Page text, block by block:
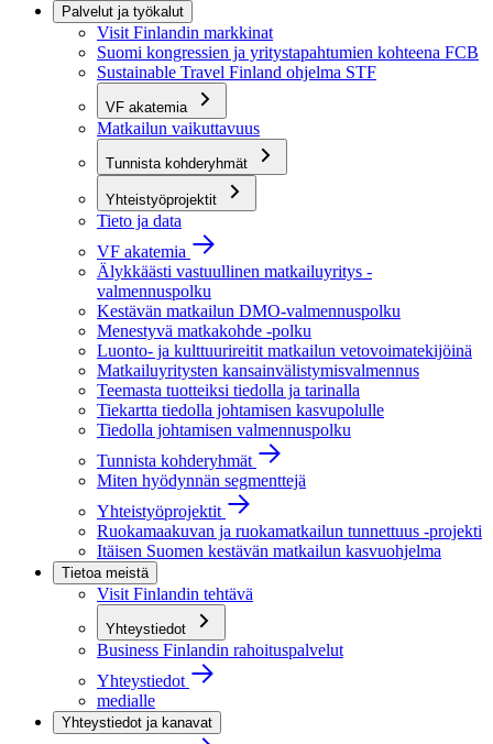
Palvelut ja työkalut
Visit Finlandin markkinat
Suomi kongressien ja yritystapahtumien kohteena FCB
Sustainable Travel Finland ohjelma STF
VF akatemia
Matkailun vaikuttavuus
Tunnista kohderyhmät
Yhteistyöprojektit
Tieto ja data
VF akatemia
Älykkäästi vastuullinen matkailuyritys -
valmennuspolku
Kestävän matkailun DMO-valmennuspolku
Menestyvä matkakohde -polku
Luonto- ja kulttuurireitit matkailun vetovoimatekijöinä
Matkailuyritysten kansainvälistymisvalmennus
Teemasta tuotteiksi tiedolla ja tarinalla
Tiekartta tiedolla johtamisen kasvupolulle
Tiedolla johtamisen valmennuspolku
Tunnista kohderyhmät
Miten hyödynnän segmenttejä
Yhteistyöprojektit
Ruokamaakuvan ja ruokamatkailun tunnettuus -projekti
Itäisen Suomen kestävän matkailun kasvuohjelma
Tietoa meistä
Visit Finlandin tehtävä
Yhteystiedot
Business Finlandin rahoituspalvelut
Yhteystiedot
medialle
Yhteystiedot ja kanavat